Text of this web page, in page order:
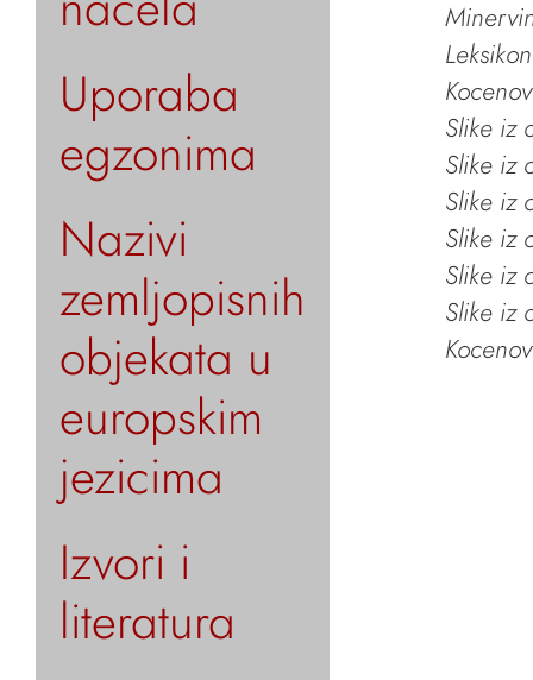
Uporaba
egzonima
Nazivi
zemljopisnih
objekata u
europskim
jezicima
Izvori i
literatura
Slike iz
Slike iz
Slike iz
Slike iz
Slike iz
Slike iz